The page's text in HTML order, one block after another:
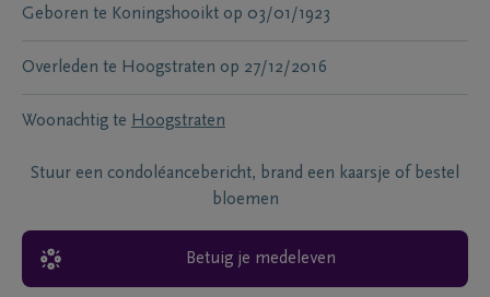
Geboren te Koningshooikt op 03/01/1923
Overleden te Hoogstraten op 27/12/2016
Woonachtig te Hoogstraten
Stuur een condoléancebericht, brand een kaarsje of bestel
bloemen
Betuig je medeleven